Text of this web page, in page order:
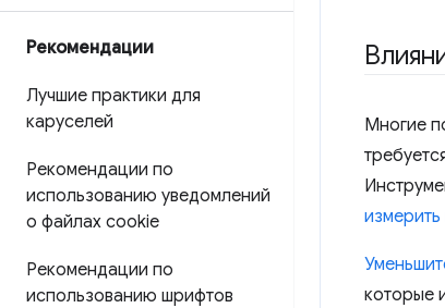
Рекомендации
Лучшие практики для
каруселей
Рекомендации по
использованию уведомлений
о файлах cookie
Рекомендации по
использованию шрифтов
Многие
которые